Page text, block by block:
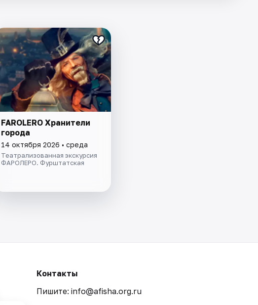
FAROLERO Хранители
города
14 октября 2026 • среда
Театрализованная экскурсия
ФАРОЛЕРО. Фурштатская
Контакты
Пишите: info@afisha.org.ru